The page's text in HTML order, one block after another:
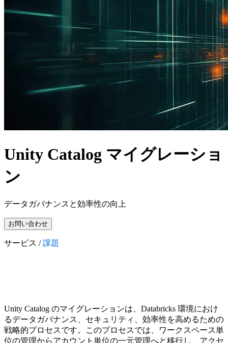
Unity Catalog マイグレーショ
ン
データガバナンスと効率性の向上
お問い合わせ
サービス / 課題
Unity Catalog のマイグレーションは、Databricks 環境におけ
るデータガバナンス、セキュリティ、効率性を高めるための
戦略的プロセスです。このプロセスでは、ワークスペース単
位の管理からアカウント単位の一元管理へと移行し、アクセ